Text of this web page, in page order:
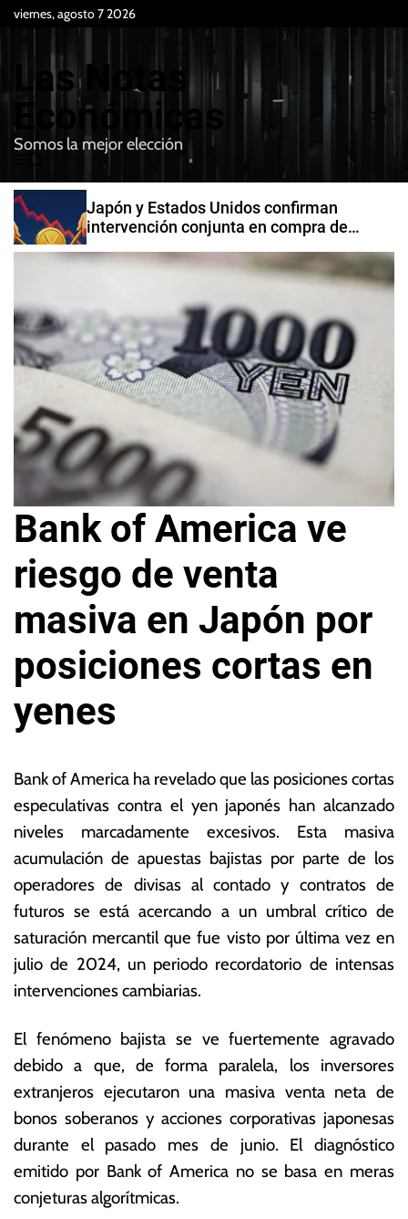
viernes, agosto 7 2026
Las Notas
Económicas
Somos la mejor elección
e
n
u
B
u
c
a
Japón y Estados Unidos confirman
intervención conjunta en compra de
Bank of America ve
riesgo de venta
masiva en Japón por
posiciones cortas en
yenes
d
ju
li
o
e
2
0
6
a
N
o
ta
E
c
o
ó
m
a
Bank of America ha revelado que las posiciones cortas
especulativas contra el yen japonés han alcanzado
niveles marcadamente excesivos. Esta masiva
acumulación de apuestas bajistas por parte de los
operadores de divisas al contado y contratos de
futuros se está acercando a un umbral crítico de
saturación mercantil que fue visto por última vez en
julio de 2024, un periodo recordatorio de intensas
intervenciones cambiarias.
El fenómeno bajista se ve fuertemente agravado
debido a que, de forma paralela, los inversores
extranjeros ejecutaron una masiva venta neta de
bonos soberanos y acciones corporativas japonesas
durante el pasado mes de junio. El diagnóstico
emitido por Bank of America no se basa en meras
conjeturas algorítmicas.